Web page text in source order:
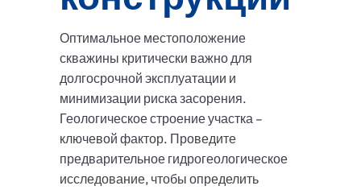
Оптимальное местоположение
скважины критически важно для
долгосрочной эксплуатации и
минимизации риска засорения.
Геологическое строение участка –
ключевой фактор. Проведите
предварительное гидрогеологическое
исследование, чтобы определить